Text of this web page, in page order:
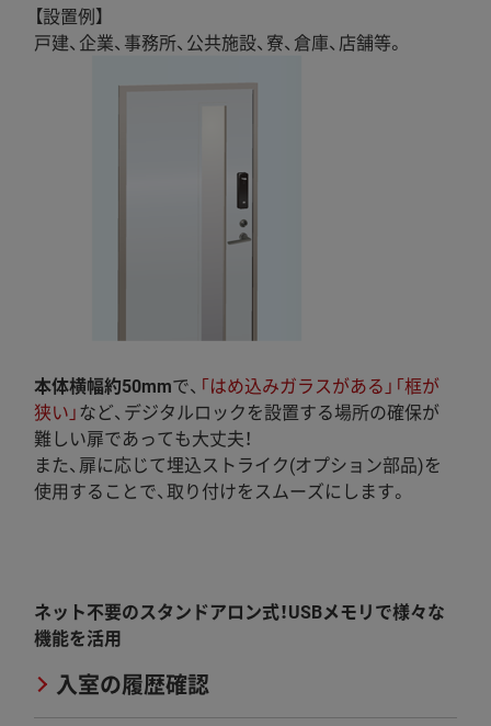
【設置例】
戸建、企業、事務所、公共施設、寮、倉庫、店舗等。
本体横幅約50mmで、 「はめ込みガラスがある」「框が
狭い」など、デジタルロックを設置する場所の確保が
難しい扉であっても大丈夫！
また、扉に応じて埋込ストライク(オプション部品)を
使用することで、取り付けをスムーズにします。
ネット不要のスタンドアロン式！USBメモリで様々な
機能を活用
入室の履歴確認